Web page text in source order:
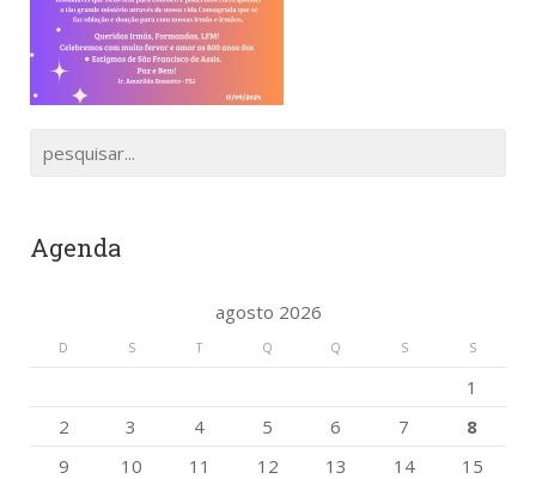
Agenda
agosto 2026
D S T Q Q S S
1
2
3 4 5 6 7
8
9
10 11 12 13 14
15